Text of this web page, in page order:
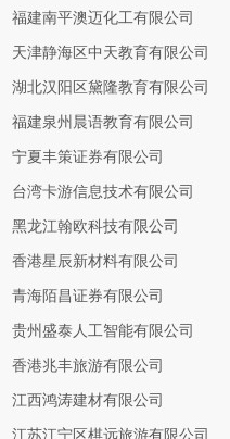
福建南平澳迈化工有限公司
天津静海区中天教育有限公司
湖北汉阳区黛隆教育有限公司
福建泉州晨语教育有限公司
宁夏丰策证券有限公司
台湾卡游信息技术有限公司
黑龙江翰欧科技有限公司
香港星辰新材料有限公司
青海陌昌证券有限公司
贵州盛泰人工智能有限公司
香港兆丰旅游有限公司
江西鸿涛建材有限公司
江苏江宁区棋远旅游有限公司